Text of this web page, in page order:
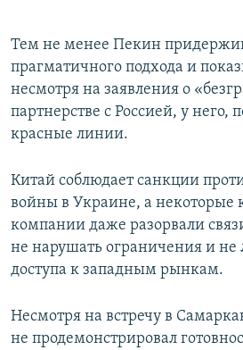
Тем не менее Пекин
прагматичного подхода и
несмотря на заявления о
партнерстве с Россией, у него,
красные линии.
Китай соблюдает санкции
войны в Украине, а некоторые
компании даже разорвали
не нарушать ограничения и не
доступа к западным рынкам.
Несмотря на встречу в
не продемонстрировал